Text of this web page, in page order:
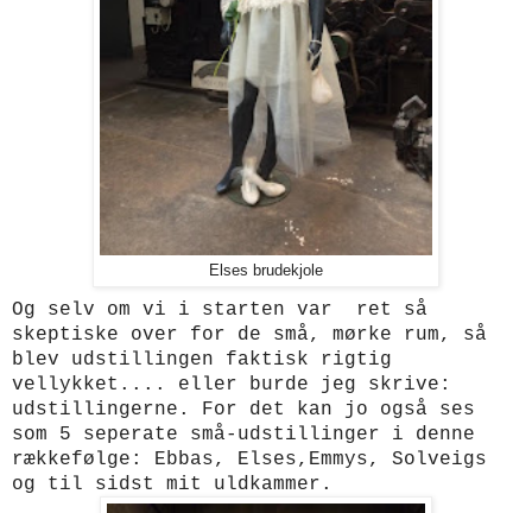
Elses brudekjole
Og selv om vi i starten var ret så
skeptiske over for de små, mørke rum, så
blev udstillingen faktisk rigtig
vellykket.... eller burde jeg skrive:
udstillingerne. For det kan jo også ses
som 5 seperate små-udstillinger i denne
rækkefølge: Ebbas, Elses,Emmys, Solveigs
og til sidst mit uldkammer.